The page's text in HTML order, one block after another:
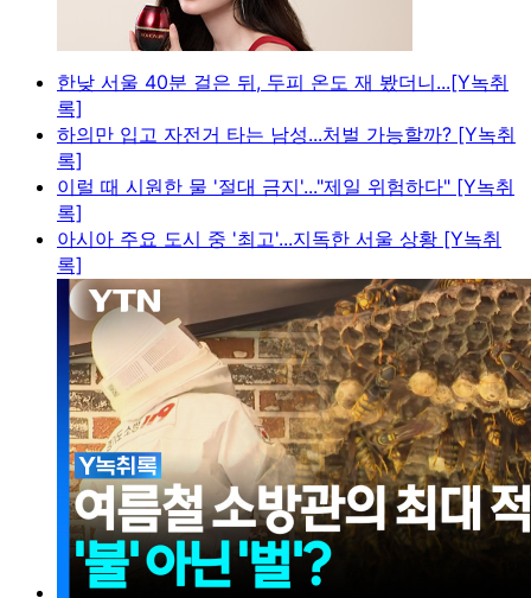
한낮 서울 40분 걸은 뒤, 두피 온도 재 봤더니...[Y녹취
록]
하의만 입고 자전거 타는 남성...처벌 가능할까? [Y녹취
록]
이럴 때 시원한 물 '절대 금지'..."제일 위험하다" [Y녹취
록]
아시아 주요 도시 중 '최고'...지독한 서울 상황 [Y녹취
록]